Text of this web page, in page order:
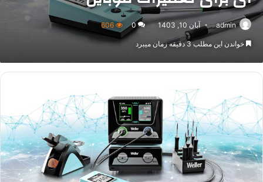
admin آبان 10, 1403 0
606
خواندن این مطلب 3 دقیقه زمان میبرد